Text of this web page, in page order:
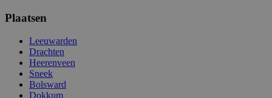
Plaatsen
Leeuwarden
Drachten
Heerenveen
Sneek
Bolsward
Dokkum